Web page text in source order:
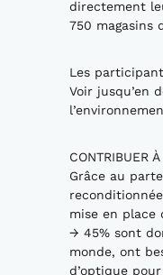
directement
750 magasins
Les
Voir jusqu’en
CONTRIBUER
Grâce au
mise en place
→ 45% sont
monde, ont
d’optique